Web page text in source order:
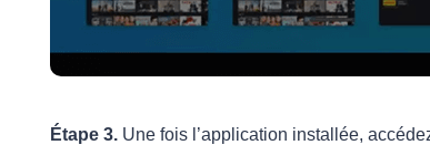
Étape 3. Une fois l’application installée,